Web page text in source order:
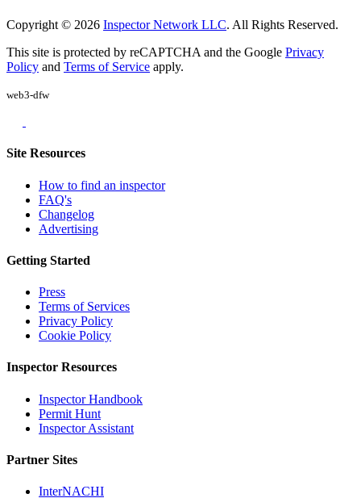
Copyright © 2026 Inspector Network LLC. All Rights Reserved.
This site is protected by reCAPTCHA and the Google Privacy
Policy and Terms of Service apply.
web3-dfw
Site Resources
How to find an inspector
FAQ's
Changelog
Advertising
Getting Started
Press
Terms of Services
Privacy Policy
Cookie Policy
Inspector Resources
Inspector Handbook
Permit Hunt
Inspector Assistant
Partner Sites
InterNACHI